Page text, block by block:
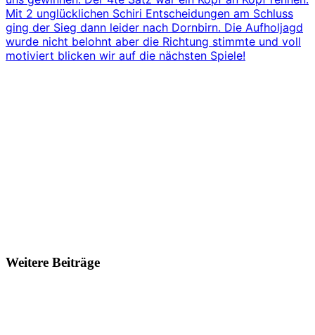
Mit 2 unglücklichen Schiri Entscheidungen am Schluss
ging der Sieg dann leider nach Dornbirn. Die Aufholjagd
wurde nicht belohnt aber die Richtung stimmte und voll
motiviert blicken wir auf die nächsten Spiele!
Weitere Beiträge